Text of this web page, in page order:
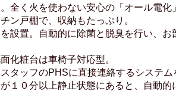
全く火を使わない安心の「オール電
ン戸棚で、収納もたっぷり。
設置。自動的に除菌と脱臭を行い、
化粧台は車椅子対応型。
タッフのPHSに直接連絡するシステ
１０分以上静止状態にあると、自動的